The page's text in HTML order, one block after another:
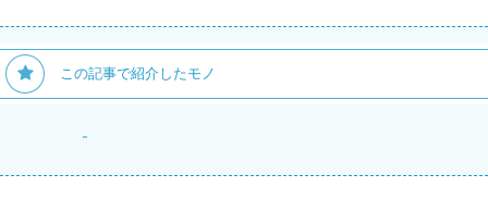
この記事で紹介したモノ
-